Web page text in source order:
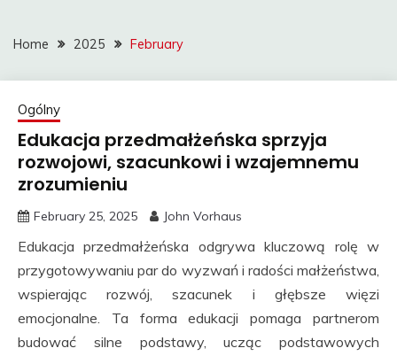
Home 2025 February
Ogólny
Edukacja przedmałżeńska sprzyja
rozwojowi, szacunkowi i wzajemnemu
zrozumieniu
February 25, 2025 John Vorhaus
Edukacja przedmałżeńska odgrywa kluczową rolę w
przygotowywaniu par do wyzwań i radości małżeństwa,
wspierając rozwój, szacunek i głębsze więzi
emocjonalne. Ta forma edukacji pomaga partnerom
budować silne podstawy, ucząc podstawowych